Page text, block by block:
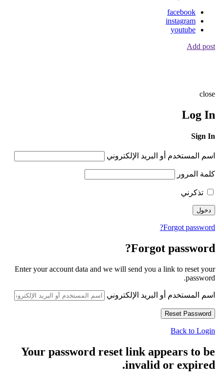
facebook
instagram
youtube
Add post
close
Log In
Sign In
اسم المستخدم أو البريد الإلكتروني
كلمة المرور
تذكرني
Forgot password?
Forgot password?
Enter your account data and we will send you a link to reset your
password.
اسم المستخدم أو البريد الإلكتروني
Back to Login
Your password reset link appears to be
invalid or expired.